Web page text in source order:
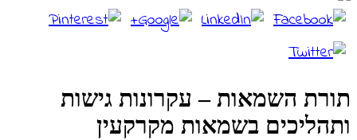
תורת השמאות – עקרונות גישות
ותהליכים בשמאות מקרקעין